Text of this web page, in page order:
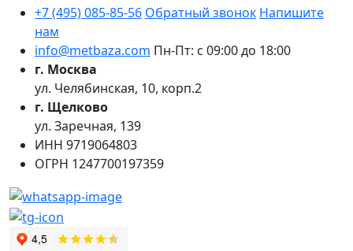
+7 (495) 085-85-56 Обратный звонок Напишите
нам
info@metbaza.com Пн-Пт: с 09:00 до 18:00
г. Москва
ул. Челябинская, 10, корп.2
г. Щелково
ул. Заречная, 139
ИНН 9719064803
ОГРН 1247700197359